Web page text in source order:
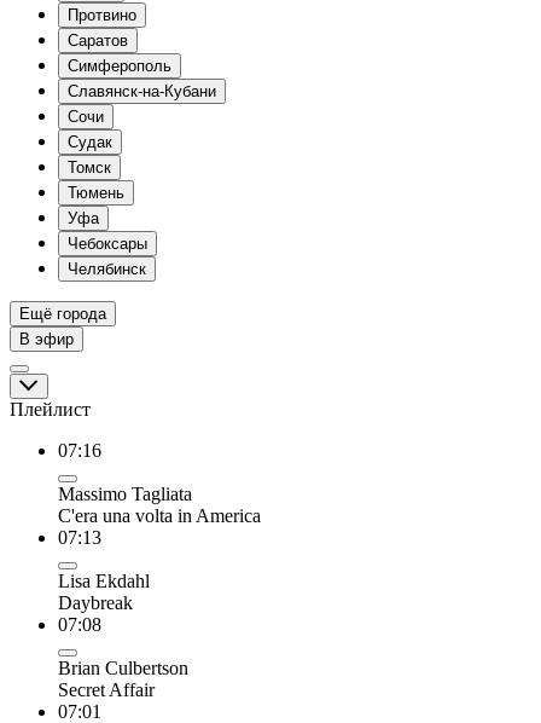
Протвино
Саратов
Симферополь
Славянск-на-Кубани
Сочи
Судак
Томск
Тюмень
Уфа
Чебоксары
Челябинск
Ещё города
В эфир
Плейлист
07:16
Massimo Tagliata
C'era una volta in America
07:13
Lisa Ekdahl
Daybreak
07:08
Brian Culbertson
Secret Affair
07:01